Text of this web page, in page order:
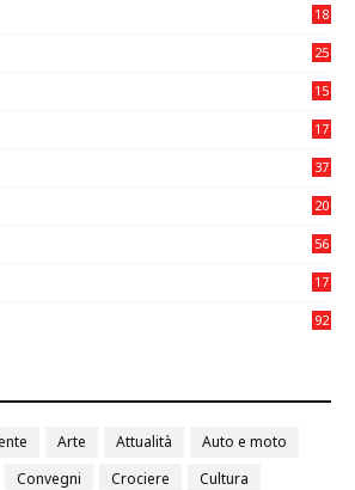
18
25
15
17
37
20
56
17
92
Arte Attualità
Auto e moto
Convegni Crociere
Cultura